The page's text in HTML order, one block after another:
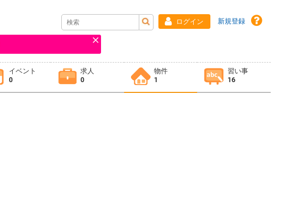
ログイン 新規登録
イベント
0
求人
0
物件
1
習い事
16